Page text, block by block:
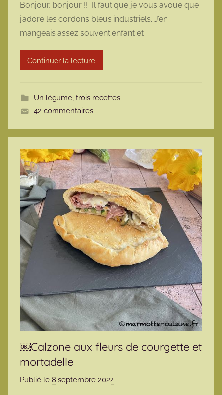
r
m
a
r
t
Bonjour, bonjour !! Il faut que je vous avoue que
j’adore les cordons bleus industriels. J’en
mangeais assez souvent enfant et
Continuer la lecture
Un légume, trois recettes
42 commentaires
￼Calzone aux fleurs de courgette et
mortadelle
Publié le 8 septembre 2022